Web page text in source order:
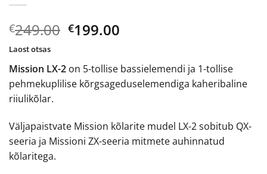
€249.00 Algne
€249.00.
€199.00
€199.00.
Mission LX-2 on 5-tollise bassielemendi ja 1-tollise
pehmekuplilise kõrgsageduselemendiga kaheribaline
riiulikõlar.
Väljapaistvate Mission kõlarite mudel LX-2 sobitub QX-
seeria ja Missioni ZX-seeria mitmete auhinnatud
kõlaritega.
Laost otsas